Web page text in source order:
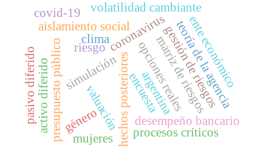
gestión de riesgos
hechos posteriores
coronavirus
valuación
riesgo
simulación opciones reales
volatilidad cambiante
desempeño bancario
teoría de la agencia
matriz de riesgos
aislamiento social
procesos críticos
presupuesto públicogénero
mujeres
ente económico
activo diferido
pasivo diferido encuesta
clima
argentina
covid-19